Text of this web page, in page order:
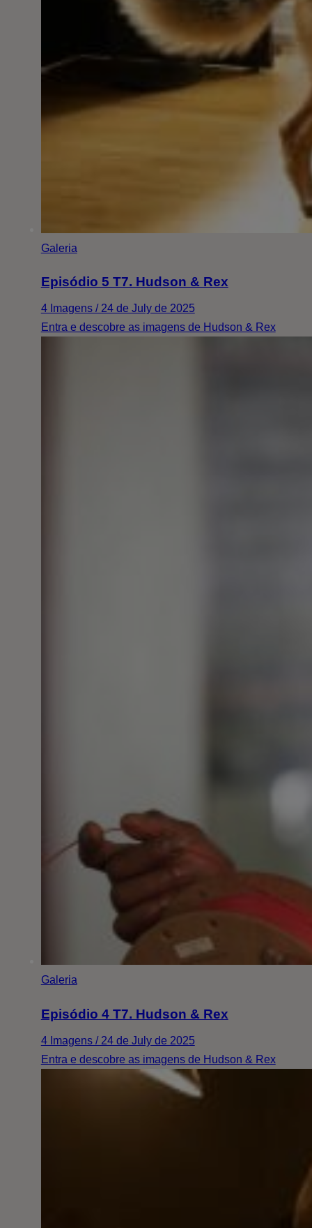
Galeria
Episódio 5 T7. Hudson & Rex
4 Imagens / 24 de July de 2025
Entra e descobre as imagens de Hudson & Rex
Galeria
Episódio 4 T7. Hudson & Rex
4 Imagens / 24 de July de 2025
Entra e descobre as imagens de Hudson & Rex